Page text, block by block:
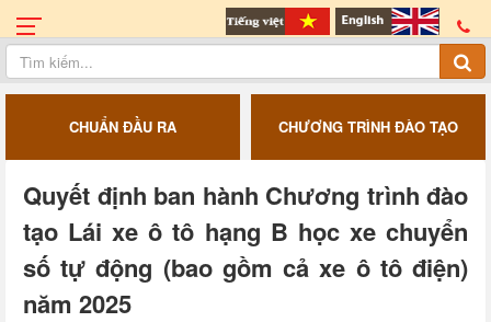
CHUẨN ĐẦU RA CHƯƠNG TRÌNH ĐÀO TẠO
Quyết định ban hành Chương trình đào
tạo Lái xe ô tô hạng B học xe chuyển
số tự động (bao gồm cả xe ô tô điện)
năm 2025